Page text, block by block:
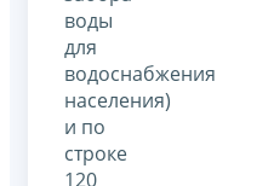
воды
для
водоснабжения
населения)
и по
строке
120